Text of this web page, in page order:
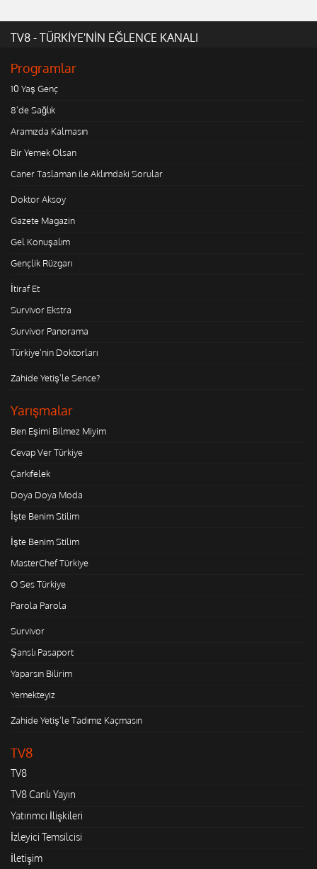
TV8 - TÜRKİYE'NİN EĞLENCE KANALI
Programlar
10 Yaş Genç
8'de Sağlık
Aramızda Kalmasın
Bir Yemek Olsan
Caner Taslaman ile Aklımdaki Sorular
Doktor Aksoy
Gazete Magazin
Gel Konuşalım
Gençlik Rüzgarı
İtiraf Et
Survivor Ekstra
Survivor Panorama
Türkiye'nin Doktorları
Zahide Yetiş'le Sence?
Yarışmalar
Ben Eşimi Bilmez Miyim
Cevap Ver Türkiye
Çarkıfelek
Doya Doya Moda
İşte Benim Stilim
İşte Benim Stilim
MasterChef Türkiye
O Ses Türkiye
Parola Parola
Survivor
Şanslı Pasaport
Yaparsın Bilirim
Yemekteyiz
Zahide Yetiş'le Tadımız Kaçmasın
TV8
TV8
TV8 Canlı Yayın
Yatırımcı İlişkileri
İzleyici Temsilcisi
İletişim